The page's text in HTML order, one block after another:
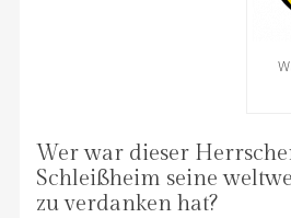
Wer war dieser
Schleißheim seine
zu verdanken hat?